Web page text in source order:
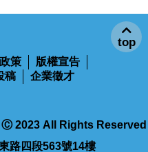
策
版權宣告
稿 企業徵才
Ⓒ 2023 All Rights Reserved
路四段563號14樓
top